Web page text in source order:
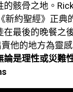
骸骨之地。
新約聖經》正典
最後的晚餐之
他的地方為靈感
論是理性或災難